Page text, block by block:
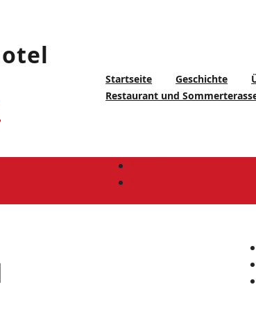
Startseite Geschichte
Restaurant und